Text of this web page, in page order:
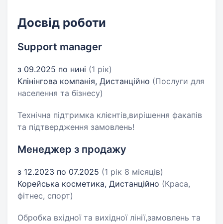
Досвід роботи
Support manager
з 09.2025 по нині (1 рік)
Клінінгова компанія, Дистанційно (Послуги для
населення та бізнесу)
Технічна підтримка клієнтів,вирішення факапів
та підтвердження замовлень!
Менеджер з продажу
з 12.2023 по 07.2025 (1 рік 8 місяців)
Корейська косметика, Дистанційно (Краса,
фітнес, спорт)
Обробка вхідної та вихідної лінії,замовлень та